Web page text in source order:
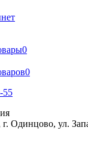
0
0
55
г. Одинцово, ул.